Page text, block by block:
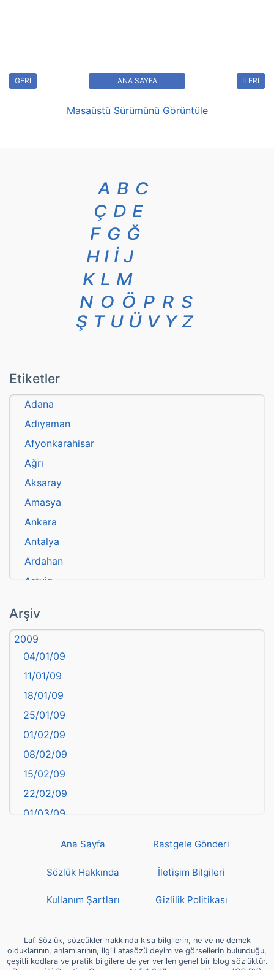
GERİ İLERİ
ANA SAYFA
Masaüstü Sürümünü Görüntüle
A B C
Ç D E
F G Ğ
H I İ J
K L M
N O Ö P R S
Ş T U Ü V Y Z
Etiketler
Adana
Adıyaman
Afyonkarahisar
Ağrı
Aksaray
Amasya
Ankara
Antalya
Ardahan
Artvin
Aydın
Balıkesir
Bartın
başkentler
Batman
Bayburt
Bilecik
Bingöl
Bitlis
Bolu
Burdur
Çankırı
Çorum
deyim
Diyarbakır
Arşiv
2009
04/01/09
11/01/09
18/01/09
25/01/09
01/02/09
08/02/09
15/02/09
22/02/09
01/03/09
22/03/09
19/04/09
Ana Sayfa Rastgele Gönderi
Sözlük Hakkında İletişim Bilgileri
Kullanım Şartları Gizlilik Politikası
Laf Sözlük, sözcükler hakkında kısa bilgilerin, ne ve ne demek
olduklarının, anlamlarının, ilgili atasözü deyim ve görsellerin bulunduğu,
çeşitli kodlara ve pratik bilgilere de yer verilen genel bir blog sözlüktür.